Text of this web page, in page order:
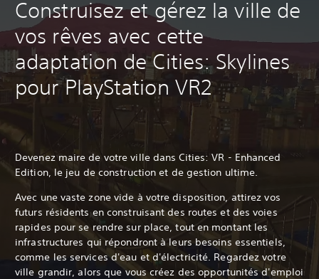
Construisez et gérez la ville de
vos rêves avec cette
adaptation de Cities: Skylines
pour PlayStation VR2
Devenez maire de votre ville dans Cities: VR - Enhanced
Edition, le jeu de construction et de gestion ultime.
Avec une vaste zone vide à votre disposition, attirez vos
futurs résidents en construisant des routes et des voies
rapides pour se rendre sur place, tout en montant les
infrastructures qui répondront à leurs besoins essentiels,
comme les services d'eau et d'électricité. Regardez votre
ville grandir, alors que vous créez des opportunités d'emploi